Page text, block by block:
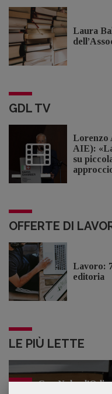
Laura
GDL TV
Lorenzo
AIE):
su
OFFERTE DI
Lavoro:
editoria
LE PIÙ LETTE
Con Nolan